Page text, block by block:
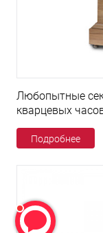
Любопытные
кварцевых
Подробнее